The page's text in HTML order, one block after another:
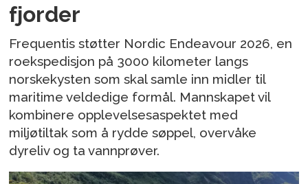
fjorder
Frequentis støtter Nordic Endeavour 2026, en
roekspedisjon på 3000 kilometer langs
norskekysten som skal samle inn midler til
maritime veldedige formål. Mannskapet vil
kombinere opplevelsesaspektet med
miljøtiltak som å rydde søppel, overvåke
dyreliv og ta vannprøver.